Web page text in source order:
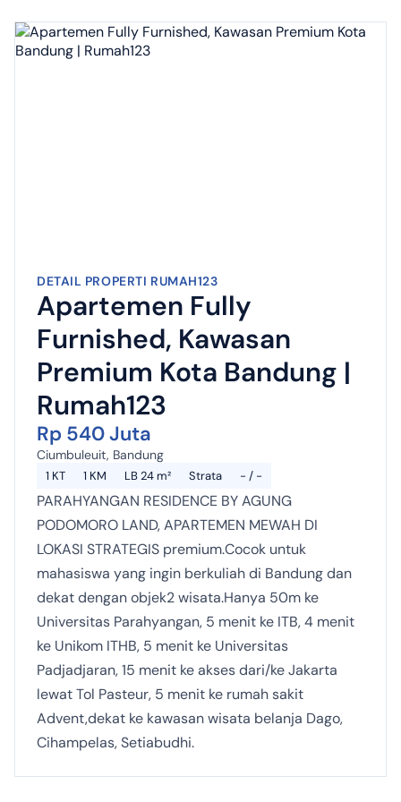
DETAIL PROPERTI RUMAH123
Apartemen Fully
Furnished, Kawasan
Premium Kota Bandung |
Rumah123
Rp 540 Juta
Ciumbuleuit, Bandung
1 KT 1 KM LB 24 m² Strata - / -
PARAHYANGAN RESIDENCE BY AGUNG
PODOMORO LAND, APARTEMEN MEWAH DI
LOKASI STRATEGIS premium.Cocok untuk
mahasiswa yang ingin berkuliah di Bandung dan
dekat dengan objek2 wisata.Hanya 50m ke
Universitas Parahyangan, 5 menit ke ITB, 4 menit
ke Unikom ITHB, 5 menit ke Universitas
Padjadjaran, 15 menit ke akses dari/ke Jakarta
lewat Tol Pasteur, 5 menit ke rumah sakit
Advent,dekat ke kawasan wisata belanja Dago,
Cihampelas, Setiabudhi.